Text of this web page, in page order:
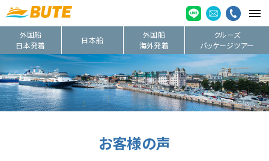
外国船
日本発着
日本船
外国船
海外発着
クルーズ
パッケージツアー
お客様の声